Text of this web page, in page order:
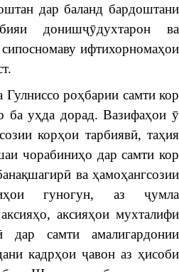
дар баланд бардоштани
донишҷӯдухтарон ва
ифтихорномаҳои
роҳбарии самти кор
ба уҳда дорад. Вазифаҳои ӯ
корҳои тарбиявӣ, таҳия
чорабиниҳо дар самти кор
ва ҳамоҳангсозии
гуногун, аз ҷумла
аксияҳои мухталифи
дар самти амалигардонии
кадрҳои ҷавон аз ҳисоби